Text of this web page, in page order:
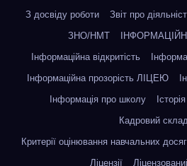
З досвіду роботи
Звіт про
ЗНО/НМТ
Інформаційна відкритість
Інформаційна прозорість ЛІЦЕЮ
Інформація про школу
Кадровий
Критерії оцінювання навчальних
Ліцензії